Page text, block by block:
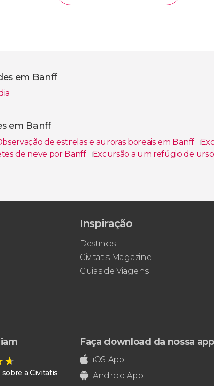
em Banff
em Banff
de estrelas e auroras boreais em Banff
de neve por Banff
Excursão a um refúgio de
Inspiração
Destinos
Civitatis Magazine
Guias de Viagens
a Civitatis
Faça download da nossa app
iOS App
Android App